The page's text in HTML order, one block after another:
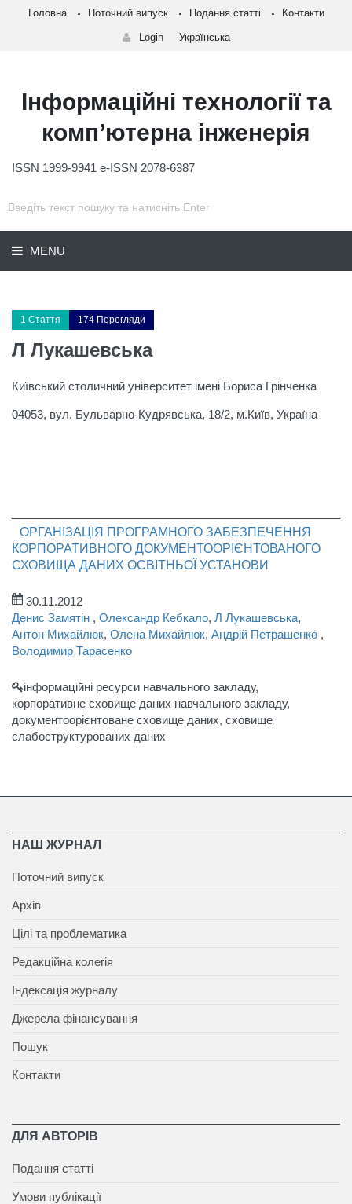
Головна Поточний випуск Подання статті Контакти
Login Українська
Інформаційні технології та
комп’ютерна інженерія
ISSN 1999-9941 e-ISSN 2078-6387
MENU
1 Стаття 174 Перегляди
Л Лукашевська
Київський столичний університет імені Бориса Грінченка
04053, вул. Бульварно-Кудрявська, 18/2, м.Київ, Україна
ОРГАНІЗАЦІЯ ПРОГРАМНОГО ЗАБЕЗПЕЧЕННЯ
КОРПОРАТИВНОГО ДОКУМЕНТООРІЄНТОВАНОГО
СХОВИЩА ДАНИХ ОСВІТНЬОЇ УСТАНОВИ
30.11.2012
Денис Замятін , Олександр Кебкало, Л Лукашевська,
Антон Михайлюк, Олена Михайлюк, Андрій Петрашенко ,
Володимир Тарасенко
інформаційні ресурси навчального закладу,
корпоративне сховище даних навчального закладу,
документоорієнтоване сховище даних, сховище
слабоструктурованих даних
НАШ ЖУРНАЛ
Поточний випуск
Архів
Цілі та проблематика
Редакційна колегія
Індексація журналу
Джерела фінансування
Пошук
Контакти
ДЛЯ АВТОРІВ
Подання статті
Умови публікації